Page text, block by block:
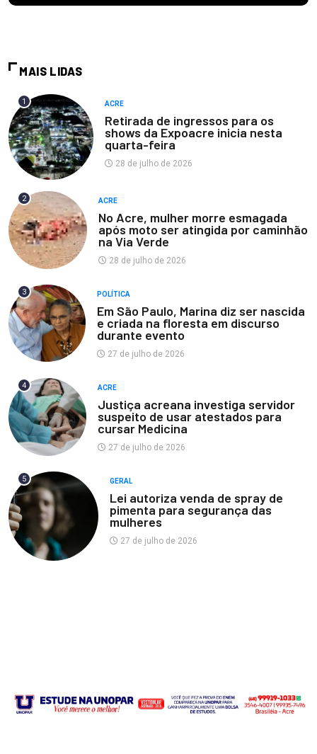
MAIS LIDAS
1 ACRE
Retirada de ingressos para os
shows da Expoacre inicia nesta
quarta-feira
28 de julho de 2026
2 ACRE
No Acre, mulher morre esmagada
após moto ser atingida por caminhão
na Via Verde
28 de julho de 2026
3 POLÍTICA
Em São Paulo, Marina diz ser nascida
e criada na floresta em discurso
durante evento
27 de julho de 2026
4 ACRE
Justiça acreana investiga servidor
suspeito de usar atestados para
cursar Medicina
27 de julho de 2026
5 GERAL
Lei autoriza venda de spray de
pimenta para segurança das
mulheres
27 de julho de 2026